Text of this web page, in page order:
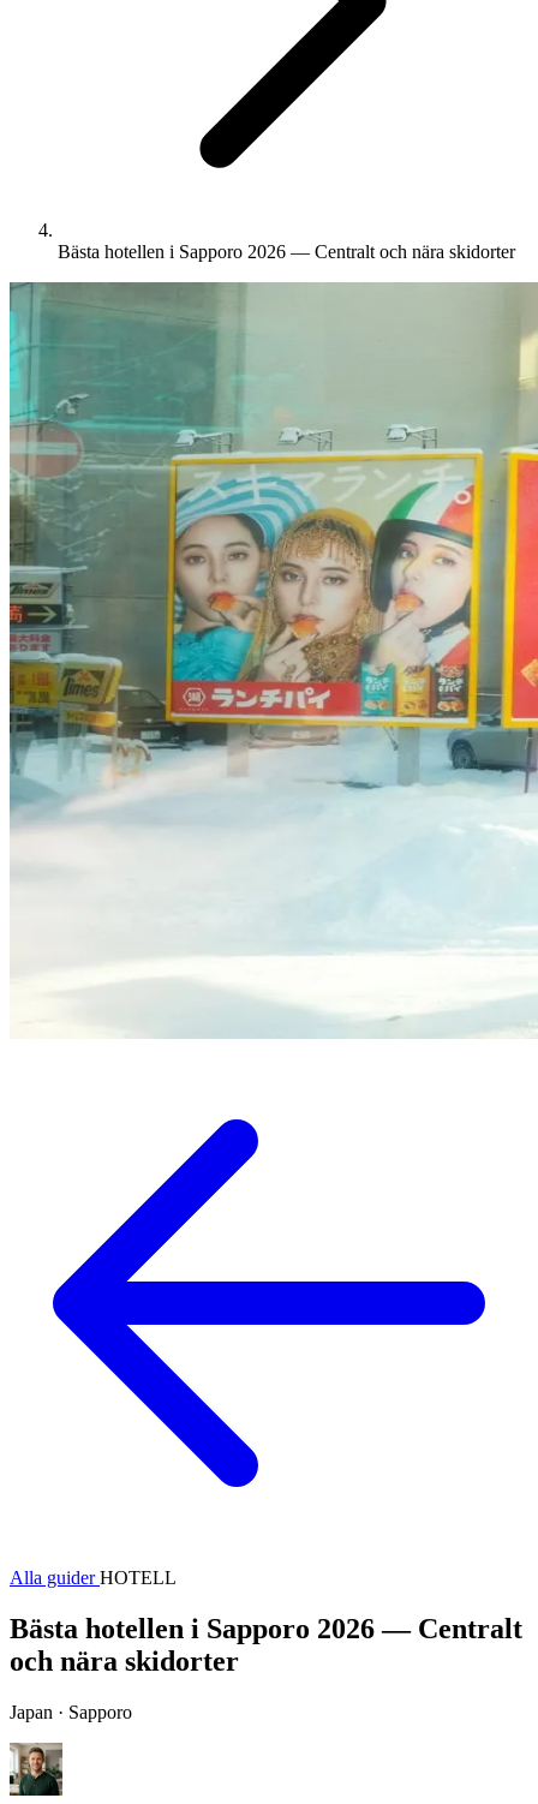
Bästa hotellen i Sapporo 2026 — Centralt och nära skidorter
Alla guiderHOTELL
Bästa hotellen i Sapporo 2026 — Centralt
och nära skidorter
Japan · Sapporo